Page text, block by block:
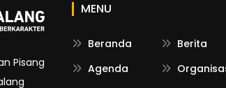
Pisang
MENU
Beranda
Berita
Agenda